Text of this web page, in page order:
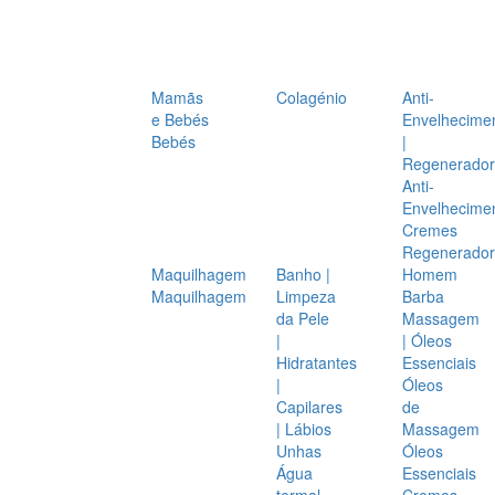
Mamãs
e Bebés
Bebés
Colagénio
Anti-
|
Anti-
Cremes
Maquilhagem
Maquilhagem
Banho |
Limpeza
da Pele
|
Hidratantes
|
Capilares
| Lábios
Unhas
Água
Homem
Barba
Massagem
| Óleos
Essenciais
Óleos
de
Massagem
Óleos
Essenciais